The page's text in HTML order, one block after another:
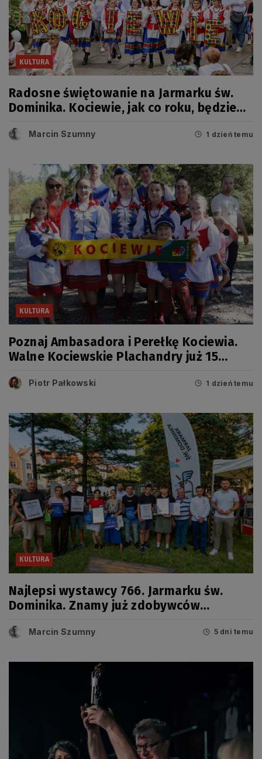
KULTURA
Radosne świętowanie na Jarmarku św.
Dominika. Kociewie, jak co roku, będzie
Marcin Szumny 1 dzień temu
KULTURA
Poznaj Ambasadora i Perełkę Kociewia.
Walne Kociewskie Plachandry już 15
Piotr Pałkowski 1 dzień temu
KULTURA
Najlepsi wystawcy 766. Jarmarku św.
Dominika. Znamy już zdobywców
Marcin Szumny 5 dni temu